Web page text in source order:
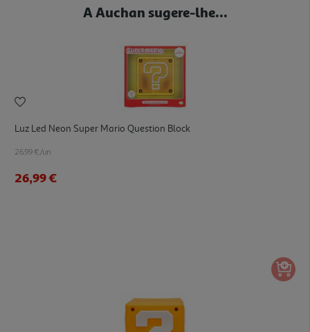
A Auchan sugere-lhe...
Luz Led Neon Super Mario Question Block
26.99 €/un
26,99 €